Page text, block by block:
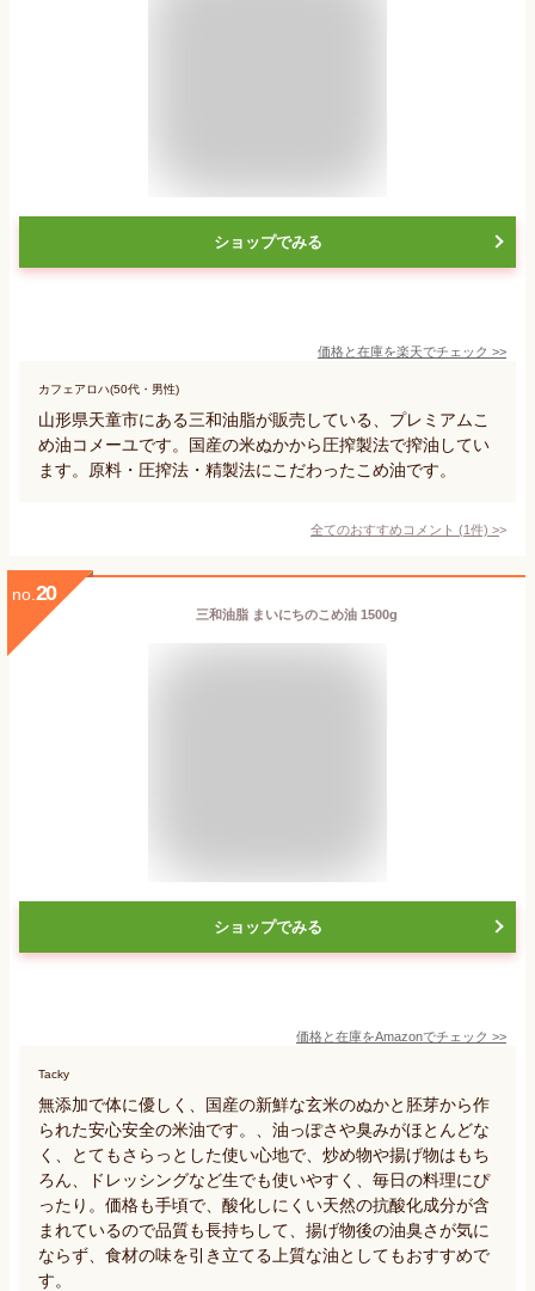
ショップでみる
価格と在庫を楽天でチェック >>
カフェアロハ(50代・男性)
山形県天童市にある三和油脂が販売している、プレミアムこ
め油コメーユです。国産の米ぬかから圧搾製法で搾油してい
ます。原料・圧搾法・精製法にこだわったこめ油です。
全てのおすすめコメント (1件) >
no. 20
三和油脂 まいにちのこめ油 1500g
ショップでみる
価格と在庫をAmazonでチェック >>
Tacky
無添加で体に優しく、国産の新鮮な玄米のぬかと胚芽から作
られた安心安全の米油です。、油っぽさや臭みがほとんどな
く、とてもさらっとした使い心地で、炒め物や揚げ物はもち
ろん、ドレッシングなど生でも使いやすく、毎日の料理にぴ
ったり。価格も手頃で、酸化しにくい天然の抗酸化成分が含
まれているので品質も長持ちして、揚げ物後の油臭さが気に
ならず、食材の味を引き立てる上質な油としてもおすすめで
す。